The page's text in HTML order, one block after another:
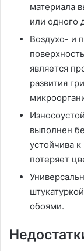
материала
или одного
Воздухо- и
является
развития
выполнен
устойчива
потеряет
обоями.